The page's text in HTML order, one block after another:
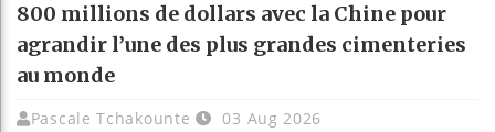
800 millions de dollars avec la Chine pour
agrandir l’une des plus grandes cimenteries
au monde
Pascale Tchakounte 03 Aug 2026